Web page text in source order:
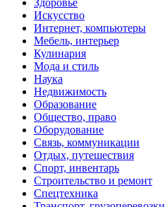
Здоровье
Искусство
Интернет, компьютеры
Мебель, интерьер
Кулинария
Мода и стиль
Наука
Недвижимость
Образование
Общество, право
Оборудование
Связь, коммуникации
Отдых, путешествия
Спорт, инвентарь
Строительство и ремонт
Спецтехника